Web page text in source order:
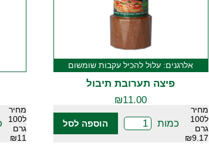
אלרגנים: עלול להכיל עקבות שומשום
פיצה תערובת תיבול
₪11.00
מחיר
ל100
גרם
₪9.17
כמות הוספה לסל
מחיר
ל100
גרם
₪11